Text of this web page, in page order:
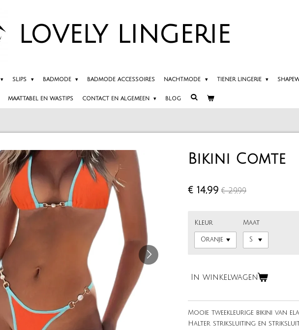
LOVELY LINGERIE
SLIPS BADMODE BADMODE ACCESSOIRES NACHTMODE TIENER LINGERIE
MAATTABEL EN WASTIPS CONTACT EN ALGEMEEN BLOG
Bikini Comte
€ 14,99 € 29,99
Kleur Maat
In winkelwagen
Mooie tweekleurige bikini van
Halter striksluiting en